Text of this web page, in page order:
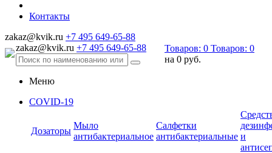
Контакты
zakaz@kvik.ru +7 495 649-65-88
zakaz@kvik.ru +7 495 649-65-88 Товаров: 0 Товаров: 0
на 0 руб.
Меню
COVID-19
Дозаторы
Мыло
антибактериальное
Салфетки
антибактериальные и